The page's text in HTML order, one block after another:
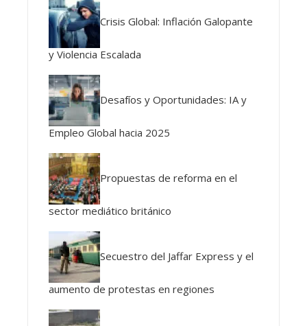
Crisis Global: Inflación Galopante
y Violencia Escalada
Desafíos y Oportunidades: IA y
Empleo Global hacia 2025
Propuestas de reforma en el
sector mediático británico
Secuestro del Jaffar Express y el
aumento de protestas en regiones